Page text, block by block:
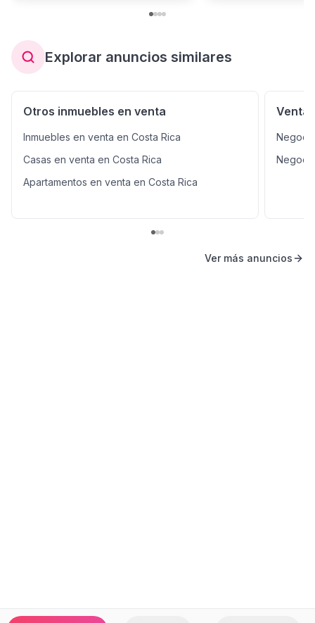
Explorar anuncios similares
Otros inmuebles en venta
Inmuebles en venta en Costa Rica
Casas en venta en Costa Rica
Apartamentos en venta en Costa Rica
Venta
Ver más anuncios